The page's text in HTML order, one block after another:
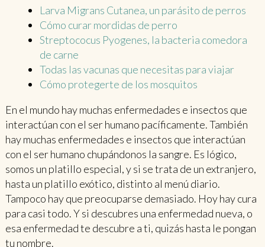
Larva Migrans Cutanea, un parásito de perros
Cómo curar mordidas de perro
Streptococus Pyogenes, la bacteria comedora
de carne
Todas las vacunas que necesitas para viajar
Cómo protegerte de los mosquitos
En el mundo hay muchas enfermedades e insectos que
interactúan con el ser humano pacíficamente. También
hay muchas enfermedades e insectos que interactúan
con el ser humano chupándonos la sangre. Es lógico,
somos un platillo especial, y si se trata de un extranjero,
hasta un platillo exótico, distinto al menú diario.
Tampoco hay que preocuparse demasiado. Hoy hay cura
para casi todo. Y si descubres una enfermedad nueva, o
esa enfermedad te descubre a ti, quizás hasta le pongan
tu nombre.